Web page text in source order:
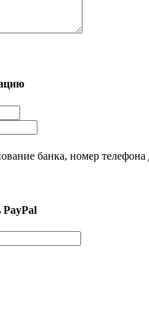
банка, номер
PayPal